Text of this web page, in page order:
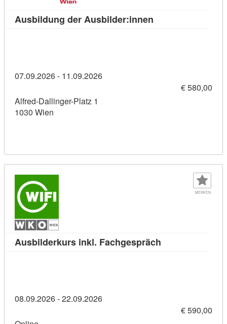
Ausbildung der Ausbilder:innen
07.09.2026 - 11.09.2026
€ 580,00
Alfred-Dallinger-Platz 1
1030 Wien
MERKEN
Ausbilderkurs inkl. Fachgespräch
08.09.2026 - 22.09.2026
€ 590,00